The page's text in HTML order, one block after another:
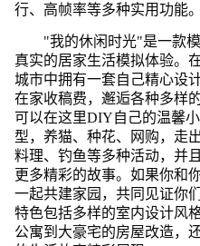
行、高帧率等多种实用功能。
"我的休闲时光"是一款
真实的居家生活模拟体验。
城市中拥有一套自己精心设
在家收稿费，邂逅各种多样
可以在这里DIY自己的温馨
型，养猫、种花、网购，走
料理、钓鱼等多种活动，并
更多精彩的故事。如果你和
一起共建家园，共同见证你
特色包括多样的室内设计风
公寓到大豪宅的房屋改造，